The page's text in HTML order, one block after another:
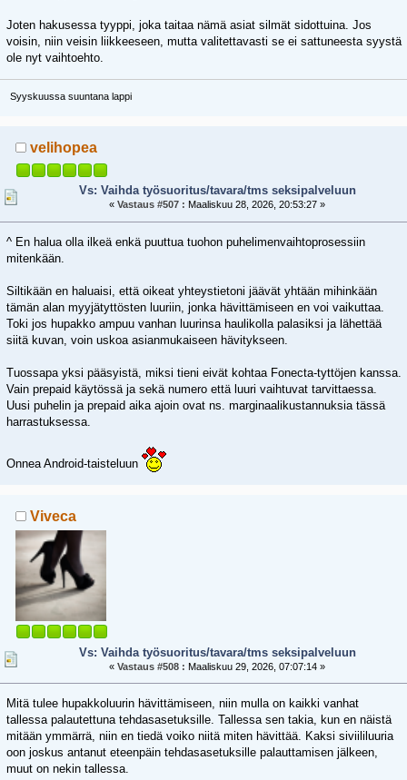
Joten hakusessa tyyppi, joka taitaa nämä asiat silmät sidottuina. Jos
voisin, niin veisin liikkeeseen, mutta valitettavasti se ei sattuneesta syystä
ole nyt vaihtoehto.
Syyskuussa suuntana lappi
velihopea
Vs: Vaihda työsuoritus/tavara/tms seksipalveluun
«Vastaus #507 : Maaliskuu 28, 2026, 20:53:27 »
^ En halua olla ilkeä enkä puuttua tuohon puhelimenvaihtoprosessiin
mitenkään.
Siltikään en haluaisi, että oikeat yhteystietoni jäävät yhtään mihinkään
tämän alan myyjätyttösten luuriin, jonka hävittämiseen en voi vaikuttaa.
Toki jos hupakko ampuu vanhan luurinsa haulikolla palasiksi ja lähettää
siitä kuvan, voin uskoa asianmukaiseen hävitykseen.
Tuossapa yksi pääsyistä, miksi tieni eivät kohtaa Fonecta-tyttöjen kanssa.
Vain prepaid käytössä ja sekä numero että luuri vaihtuvat tarvittaessa.
Uusi puhelin ja prepaid aika ajoin ovat ns. marginaalikustannuksia tässä
harrastuksessa.
Onnea Android-taisteluun
Viveca
Vs: Vaihda työsuoritus/tavara/tms seksipalveluun
«Vastaus #508 : Maaliskuu 29, 2026, 07:07:14 »
Mitä tulee hupakkoluurin hävittämiseen, niin mulla on kaikki vanhat
tallessa palautettuna tehdasasetuksille. Tallessa sen takia, kun en näistä
mitään ymmärrä, niin en tiedä voiko niitä miten hävittää. Kaksi siviililuuria
oon joskus antanut eteenpäin tehdasasetuksille palauttamisen jälkeen,
muut on nekin tallessa.